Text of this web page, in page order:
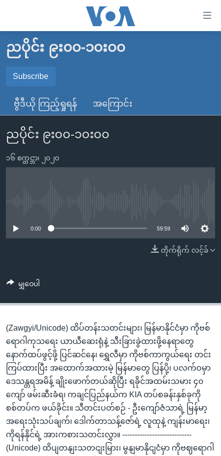
လွယ်ကူ
စေ
သည့်
Link
များ
ပင်မ
အကြောင်းအရာ
သို့
ညွန်း
ကျော်
ရန်
ရန်
နေရာ
သို့
ကျော်
ရန်
မူလစာမျက်နှာ
နိုင်ငံတကာ
တရုတ်
အစ္စရေး-ပါလက်စတိုင်း
ဗွီဒီယို
ရပ်ဝန်းတခု လမ်းတခု အလွန်
အင်္ဂလိပ်စာလေ့လာမယ်
သုတပဒေသာ အင်္ဂလိပ်စာ
Learning English
ညပိုင်း ၉း၀၀-၁၀း၀၀
Subscribe
Spotify
ဗွီဒီယို ကြည့်ရှုရန် အကြောင်း
ညပိုင်း ၉း၀၀-၁၀း၀၀
၁၆ စက္တင္ဘာ၊ ၂၀၂၀
0:00 59:59
တိုက်ရိုက် လင့်ခ်
မျှဝေပါ
(Zawgyi/Unicode) ထိပ်တန်းသတင်းများ၊ မြန်မာနိုင်ငံမှာ ကိုဗစ်
ရောဂါကုသရေး ယာယီဆေးရုံနဲ့ သီးခြားခွဲထားဖို့နေရာတွေ
နောက်ထပ်ဖွင့်ဖို့ ပြင်ဆင်နေ၊ ရွှေလီမှာ ကိုဗစ်ကာကွယ်ရေး တင်း
ကြပ်ထားပြီး အထောက်အထားမဲ့ မြန်မာတွေ ပြန်ပို့၊ ပလက်ဝမှာ
ဒေသန္တရအမိန့် ချိုးဖောက်တယ်ဆိုပြီး ရခိုင်အထမ်းသမား ၄၀
ကျော် ဖမ်းဆီးခံရ၊ ကချင်ပြည်နယ်က KIA တပ်စခန်းနှစ်ခုကို
စစ်တပ်က ဖယ်ခိုင်း။ သီတင်းပတ်စဉ် - ဦးကျော်ဇံသာရဲ့ မြန်မာ့
အရေးသုံးသပ်ချက်၊ ဒေါက်တာသန့်ဇော်ရဲ့ လူထုနဲ့ ကျန်းမာရေး၊
ကိုရန်နိုင်ရဲ့ အားကစားသတင်းလွှာ။ ----------------------------
(Unicode) ထိပျတနျးသတငျးမြား၊ မွနျမာနိုငျငံမှာ ကိုဗဈရောဂါ